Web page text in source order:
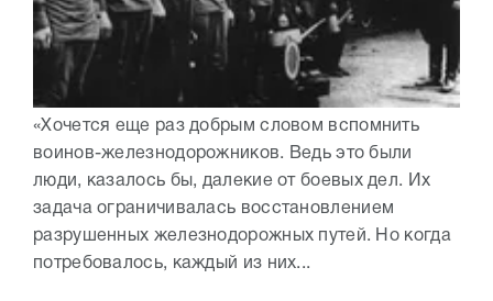
«Хочется еще раз добрым словом вспомнить
воинов-железнодорожников. Ведь это были
люди, казалось бы, далекие от боевых дел. Их
задача ограничивалась восстановлением
разрушенных железнодорожных путей. Но когда
потребовалось, каждый из них...